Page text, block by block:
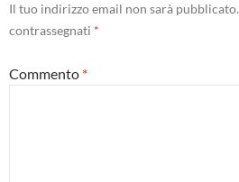
Il tuo indirizzo email non sarà pubblicato.
contrassegnati *
Commento *